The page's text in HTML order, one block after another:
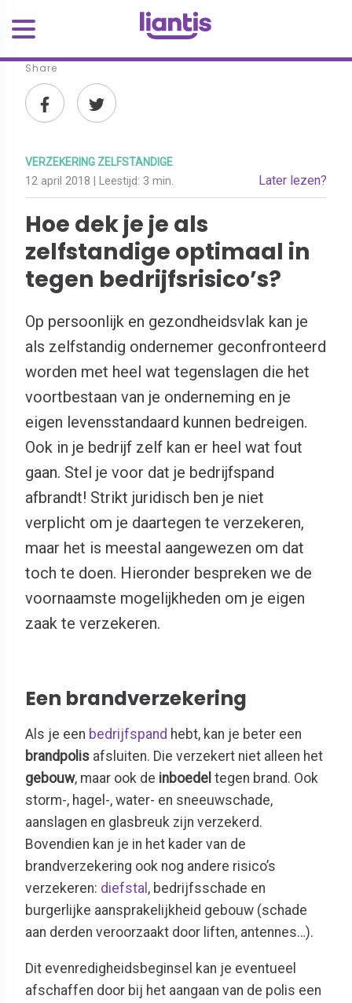
Share
VERZEKERING ZELFSTANDIGE
12 april 2018 | Leestijd: 3 min. Later lezen?
Hoe dek je je als
zelfstandige optimaal in
tegen bedrijfsrisico’s?
Op persoonlijk en gezondheidsvlak kan je
als zelfstandig ondernemer geconfronteerd
worden met heel wat tegenslagen die het
voortbestaan van je onderneming en je
eigen levensstandaard kunnen bedreigen.
Ook in je bedrijf zelf kan er heel wat fout
gaan. Stel je voor dat je bedrijfspand
afbrandt! Strikt juridisch ben je niet
verplicht om je daartegen te verzekeren,
maar het is meestal aangewezen om dat
toch te doen. Hieronder bespreken we de
voornaamste mogelijkheden om je eigen
zaak te verzekeren.
Een brandverzekering
Als je een bedrijfspand hebt, kan je beter een
brandpolis afsluiten. Die verzekert niet alleen het
gebouw, maar ook de inboedel tegen brand. Ook
storm-, hagel-, water- en sneeuwschade,
aanslagen en glasbreuk zijn verzekerd.
Bovendien kan je in het kader van de
brandverzekering ook nog andere risico’s
verzekeren: diefstal , bedrijfsschade en
burgerlijke aansprakelijkheid gebouw (schade
aan derden veroorzaakt door liften, antennes…).
Dit evenredigheidsbeginsel kan je eventueel
afschaffen door bij het aangaan van de polis een